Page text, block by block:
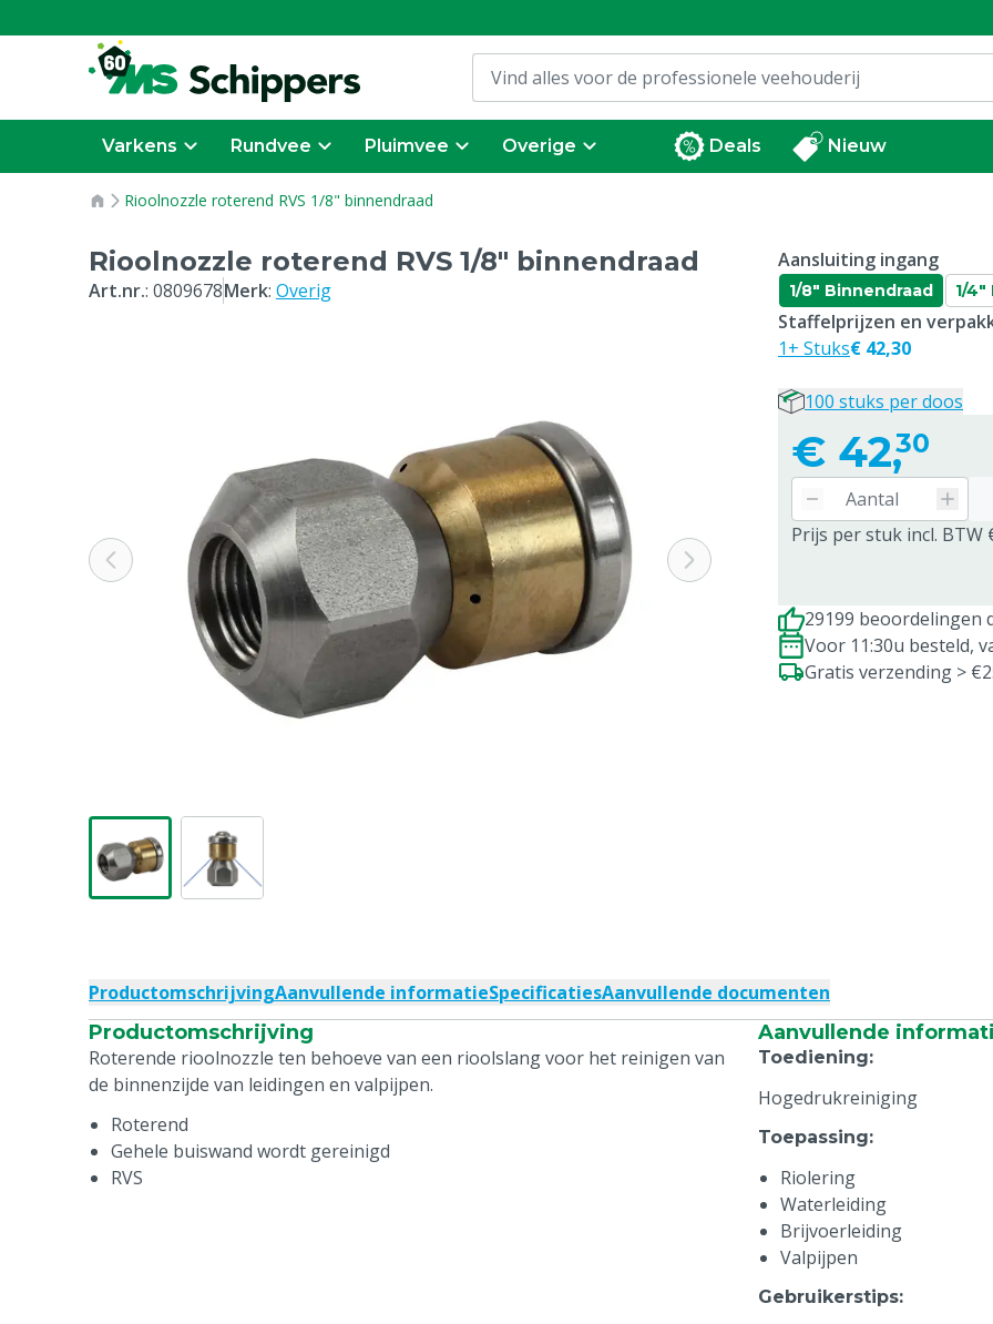
Varkens Rundvee Pluimvee Overige Deals Nieuw
Rioolnozzle roterend RVS 1/8" binnendraad
Rioolnozzle roterend RVS 1/8" binnendraad
Art.nr.: 0809678Merk: Overig
Aansluiting ingang
1/8" Binnendraad 1/4"
€ 42,30
Prijs per stuk incl. BTW
Staffelprijzen en
1+ Stuks€ 42,30
100 stuks per doos
29199 beoordelingen
Voor 11:30u besteld,
Gratis verzending >
ProductomschrijvingAanvullende informatieSpecificatiesAanvullende documenten
Productomschrijving
Roterende rioolnozzle ten behoeve van een rioolslang voor het reinigen van
de binnenzijde van leidingen en valpijpen.
Roterend
Gehele buiswand wordt gereinigd
RVS
Aanvullende
Toediening:
Hogedrukreiniging
Toepassing:
Riolering
Waterleiding
Brijvoerleiding
Valpijpen
Gebruikerstips: